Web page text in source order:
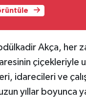
Akça, her
çiçekleriyle
idarecileri ve
yıllar boyunca